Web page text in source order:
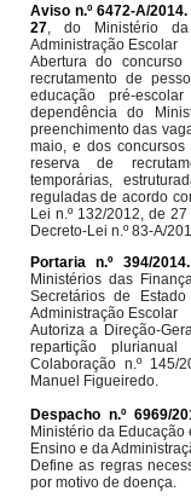
Aviso n.º 6472-A/
27, do Ministério da
Administração Escolar
Abertura do
recrutamento de
educação pré-
dependência do
preenchimento das
maio, e dos
reserva de
temporárias,
reguladas de acordo
Lei n.º 132/2012, de
Decreto-Lei n.º 83-A/
Portaria n.º 394/
Ministérios das
Secretários de
Administração Escolar
Autoriza a Direção-
repartição
Colaboração n.º 145/
Manuel Figueiredo.
Despacho n.º 6969/
Ministério da
Ensino e da
Define as regras
por motivo de doença.